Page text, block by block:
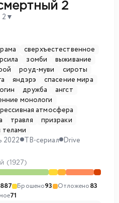
2
2 ▼
сверхъестественное
зомби
выживание
роуд-муви
сироты
яндэрэ
спасение мира
дружба
ангст
монологи
атмосфера
травля
призраки
2022 ТВ-сериал Drive
(1927)
887 Брошено93 Отложено83
71